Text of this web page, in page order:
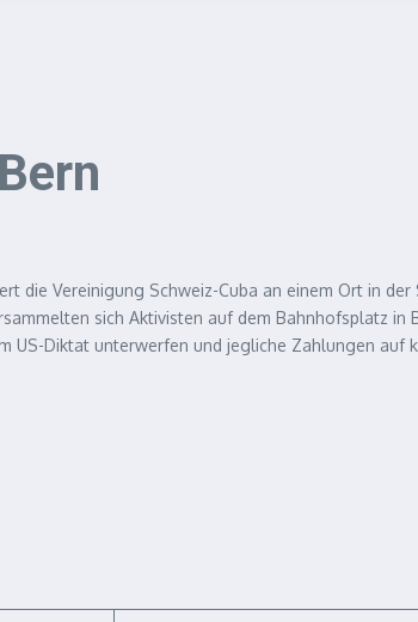
die Vereinigung Schweiz-Cuba an einem Ort in
sich Aktivisten auf dem Bahnhofsplatz in
US-Diktat unterwerfen und jegliche Zahlungen